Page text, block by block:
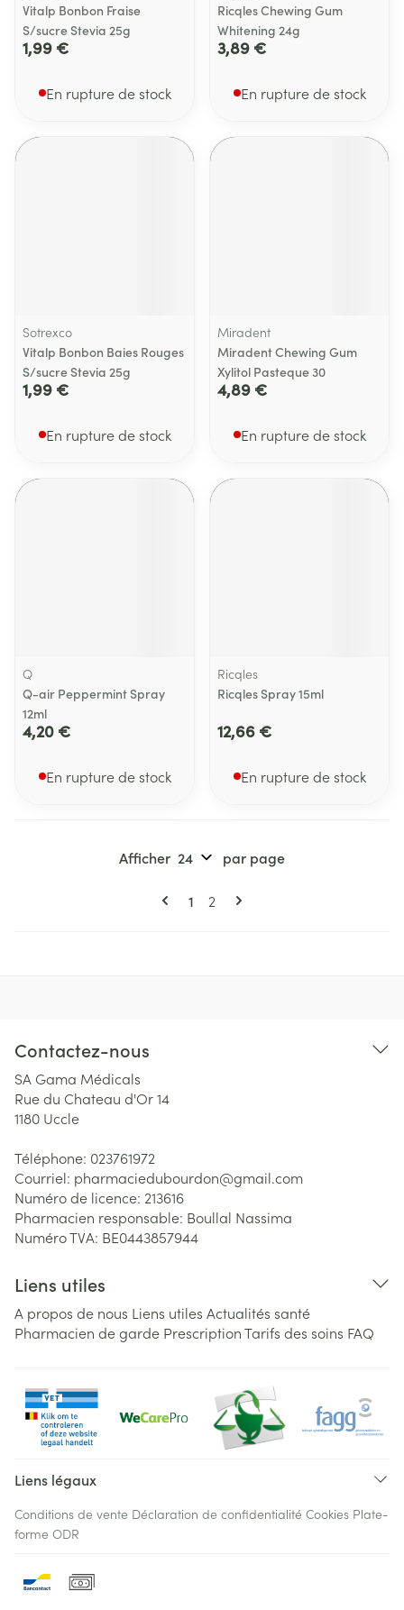
Vitalp Bonbon Fraise
S/sucre Stevia 25g
1,99 €
En rupture de stock
Ricqles Chewing Gum
Whitening 24g
3,89 €
En rupture de stock
Sotrexco
Vitalp Bonbon Baies Rouges
S/sucre Stevia 25g
1,99 €
En rupture de stock
Miradent
Miradent Chewing Gum
Xylitol Pasteque 30
4,89 €
En rupture de stock
Q
Q-air Peppermint Spray
12ml
4,20 €
En rupture de stock
Ricqles
Ricqles Spray 15ml
12,66 €
En rupture de stock
Pages
Vous lisez actuellement la page
1 Page
2
Afficher par page
Contactez-nous
SA Gama Médicals
Rue du Chateau d'Or 14
1180 Uccle
Téléphone: 023761972
Courriel: pharmaciedubourdon@gmail.com
Numéro de licence: 213616
Pharmacien responsable: Boullal Nassima
Numéro TVA: BE0443857944
Liens utiles
A propos de nous Liens utiles Actualités santé
Pharmacien de garde PrescriptionTarifs des soins FAQ
Liens légaux
Conditions de vente Déclaration de confidentialité Cookies Plate-
forme ODR